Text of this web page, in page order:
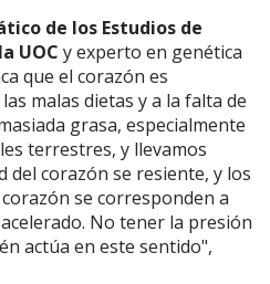
de los Estudios de
UOC y experto en genética
que el corazón es
malas dietas y a la falta de
grasa, especialmente
terrestres, y llevamos
del corazón se resiente, y los
se corresponden a
No tener la presión
actúa en este sentido",